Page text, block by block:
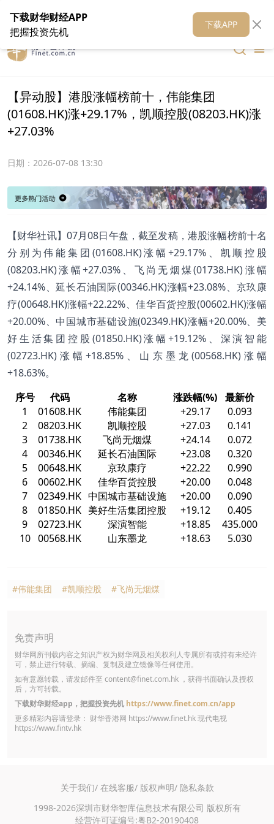
在线客服 关于我们 财华媒体矩阵 财华智库
【异动股】港股涨幅榜前十，伟能集团
(01608.HK)涨+29.17%，凯顺控股(08203.HK)涨
+27.03%
日期： 2026-07-08 13:30
【财华社讯】07月08日午盘，截至发稿，港股涨幅榜前十名
分别为伟能集团(01608.HK)涨幅+29.17%、凯顺控股
(08203.HK)涨幅+27.03%、飞尚无烟煤(01738.HK)涨幅
+24.14%、延长石油国际(00346.HK)涨幅+23.08%、京玖康
疗(00648.HK)涨幅+22.22%、佳华百货控股(00602.HK)涨幅
+20.00%、中国城市基础设施(02349.HK)涨幅+20.00%、美
好生活集团控股(01850.HK)涨幅+19.12%、深演智能
(02723.HK)涨幅+18.85%、山东墨龙(00568.HK)涨幅
+18.63%。
序号
代码 名称 涨跌幅(%) 最新价
1
01608.HK 伟能集团 +29.17
0.093
2
08203.HK 凯顺控股 +27.03
0.141
3
01738.HK 飞尚无烟煤 +24.14
0.072
4
00346.HK 延长石油国际 +23.08
0.320
5
00648.HK 京玖康疗 +22.22
0.990
6
00602.HK 佳华百货控股 +20.00
0.048
7
02349.HK 中国城市基础设施 +20.00
0.090
8
01850.HK 美好生活集团控股 +19.12
0.405
9
02723.HK 深演智能 +18.85
435.000
10 00568.HK 山东墨龙 +18.63 5.030
#伟能集团 #凯顺控股 #飞尚无烟煤
免责声明
财华网所刊载内容之知识产权为财华网及相关权利人专属所有或持有未经许
可，禁止进行转载、摘编、复制及建立镜像等任何使用。
如有意愿转载，请发邮件至 content@finet.com.hk ，获得书面确认及授权
后，方可转载。
下载财华财经app，把握投资先机 https://www.finet.com.cn/app
更多精彩内容请登录： 财华香港网 https://www.finet.hk现代电视
https://www.fintv.hk
关于我们/ 在线客服/ 版权声明/ 隐私条款
1998-2026深圳市财华智库信息技术有限公司 版权所有
经营许可证编号:粤B2-20190408
下载财华财经APP
把握投资先机
下载APP